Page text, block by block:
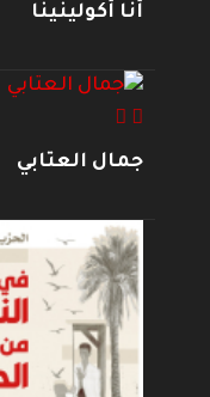
أنا أكولينينا
جمال العتابي